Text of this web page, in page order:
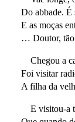
Do abbade. É
E as moças
… Doutor,
Chegou a
Foi visitar
A filha da
E visitou-a